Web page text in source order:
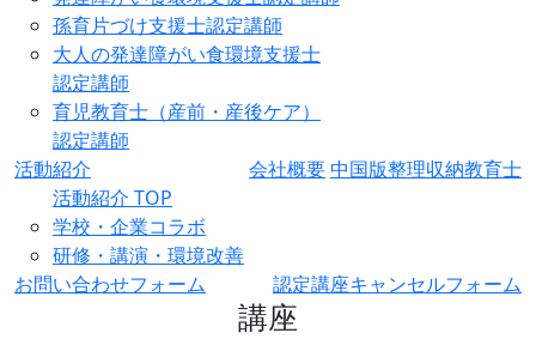
孫育片づけ支援士認定講師
大人の発達障がい食環境支援士
認定講師
育児教育士（産前・産後ケア）
認定講師
活動紹介
活動紹介 TOP
学校・企業コラボ
研修・講演・環境改善
会社概要中国版整理収納教育士
お問い合わせフォーム 認定講座キャンセルフォーム
講座